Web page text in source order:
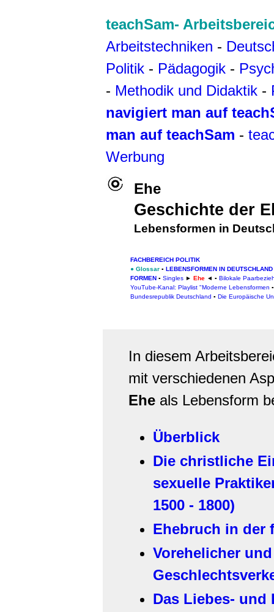
teachSam-
Arbeitstechniken -
Politik - Pädagogik -
- Methodik und Didaktik -
navigiert man auf
man auf teachSam -
Werbung
Ehe
Geschichte der
Lebensformen in
FACHBEREICH POLITIK
● Glossar ▪ LEBENSFORMEN IN DEUTSCHLAND
FORMEN ▪ Singles ► Ehe ◄ ▪ Bilokale
YouTube-Kanal: Playlist "Moderne Lebensformen
Bundesrepublik Deutschland ▪ Die Europäische
In diesem
mit verschiedenen
Ehe als Lebensform
Überblick
Die christliche
sexuelle
1500 - 1800)
Ehebruch in der
Vorehelicher
Das Liebes- und